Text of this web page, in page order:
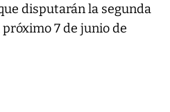
disputarán la segunda
7 de junio de